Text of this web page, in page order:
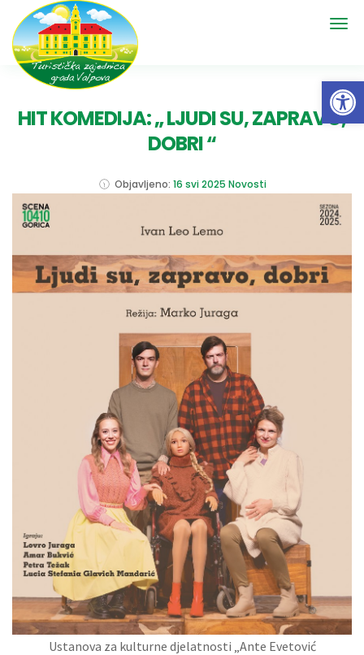
HIT KOMEDIJA: „ LJUDI SU, ZAPRAVO,
DOBRI “
Objavljeno: 16 svi 2025 Novosti
Ustanova za kulturne djelatnosti „Ante Evetović